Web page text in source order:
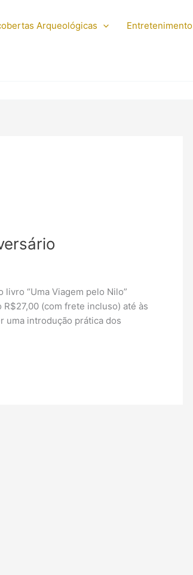
Arqueológicas Entretenimento
“Uma Viagem pelo Nilo”
(com frete incluso) até às
uma introdução prática dos